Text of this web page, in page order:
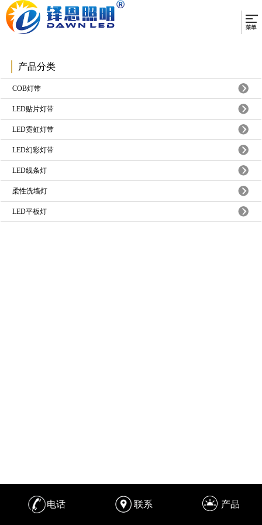
产品分类
COB灯带
LED贴片灯带
LED霓虹灯带
LED幻彩灯带
LED线条灯
柔性洗墙灯
LED平板灯
电话 联系 产品